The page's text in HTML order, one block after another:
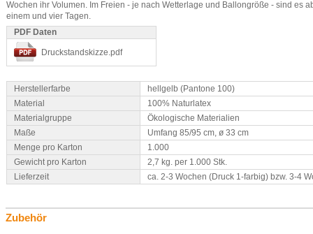
Wochen ihr Volumen. Im Freien - je nach Wetterlage und Ballongröße - sind es
einem und vier Tagen.
PDF Daten
Druckstandskizze.pdf
Herstellerfarbe
hellgelb (Pantone 100)
Material
100% Naturlatex
Materialgruppe
Ökologische Materialien
Maße
Umfang 85/95 cm, ø 33 cm
Menge pro Karton
1.000
Gewicht pro Karton
2,7 kg. per 1.000 Stk.
Lieferzeit
ca. 2-3 Wochen (Druck 1-farbig) bzw. 3-4
Zubehör